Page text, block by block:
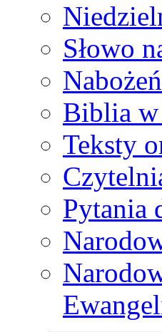
Słowo
Biblia w
Teksty
Pytania